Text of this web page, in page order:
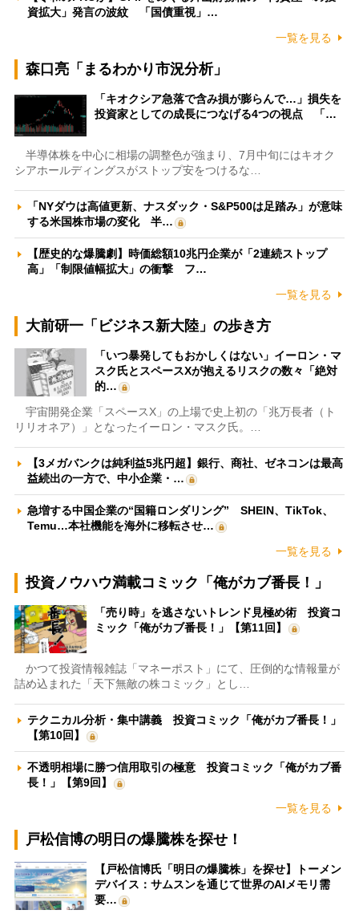
資拡大」発言の波紋 「国債重視」…
一覧を見る
森口亮「まるわかり市況分析」
「キオクシア急落で含み損が膨らんで…」損失を
投資家としての成長につなげる4つの視点 「…
半導体株を中心に相場の調整色が強まり、7月中旬にはキオク
シアホールディングスがストップ安をつけるな…
「NYダウは高値更新、ナスダック・S&P500は足踏み」が意味
する米国株市場の変化 半…
【歴史的な爆騰劇】時価総額10兆円企業が「2連続ストップ
高」「制限値幅拡大」の衝撃 フ…
一覧を見る
大前研一「ビジネス新大陸」の歩き方
「いつ暴発してもおかしくはない」イーロン・マ
スク氏とスペースXが抱えるリスクの数々「絶対
的…
宇宙開発企業「スペースX」の上場で史上初の「兆万長者（ト
リリオネア）」となったイーロン・マスク氏。…
【3メガバンクは純利益5兆円超】銀行、商社、ゼネコンは最高
益続出の一方で、中小企業・…
急増する中国企業の“国籍ロンダリング” SHEIN、TikTok、
Temu…本社機能を海外に移転させ…
一覧を見る
投資ノウハウ満載コミック「俺がカブ番長！」
「売り時」を逃さないトレンド見極め術 投資コ
ミック「俺がカブ番長！」【第11回】
かつて投資情報雑誌「マネーポスト」にて、圧倒的な情報量が
詰め込まれた「天下無敵の株コミック」とし…
テクニカル分析・集中講義 投資コミック「俺がカブ番長！」
【第10回】
不透明相場に勝つ信用取引の極意 投資コミック「俺がカブ番
長！」【第9回】
一覧を見る
戸松信博の明日の爆騰株を探せ！
【戸松信博氏「明日の爆騰株」を探せ】トーメン
デバイス：サムスンを通じて世界のAIメモリ需
要…